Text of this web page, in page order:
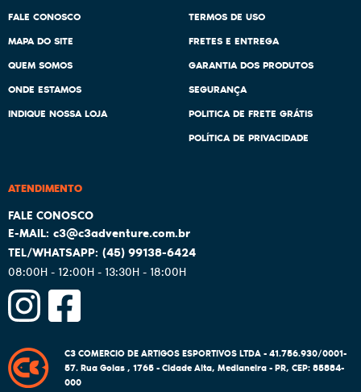
FALE CONOSCO
MAPA DO SITE
QUEM SOMOS
ONDE ESTAMOS
INDIQUE NOSSA LOJA
TERMOS DE USO
FRETES E ENTREGA
GARANTIA DOS PRODUTOS
SEGURANÇA
POLITICA DE FRETE GRÁTIS
POLÍTICA DE PRIVACIDADE
ATENDIMENTO
(45)99138-6424
08:00H - 12:00H - 13:30H - 18:00H
c3@c3adventure.com.br
C3 COMERCIO DE ARTIGOS ESPORTIVOS LTDA - 41.756.930/0001-
57.Rua Goias , 1765-Cidade Alta, Medianeira-PR, CEP: 85884-
000